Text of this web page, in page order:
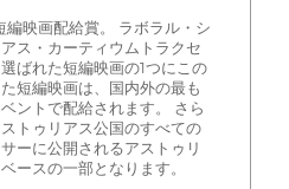
映画配給賞。 ラボラル・シ
ス・カーティウムトラクセ
ばれた短編映画の1つにこの
短編映画は、国内外の最も
ントで配給されます。 さら
トゥリアス公国のすべての
ーに公開されるアストゥリ
ースの一部となります。